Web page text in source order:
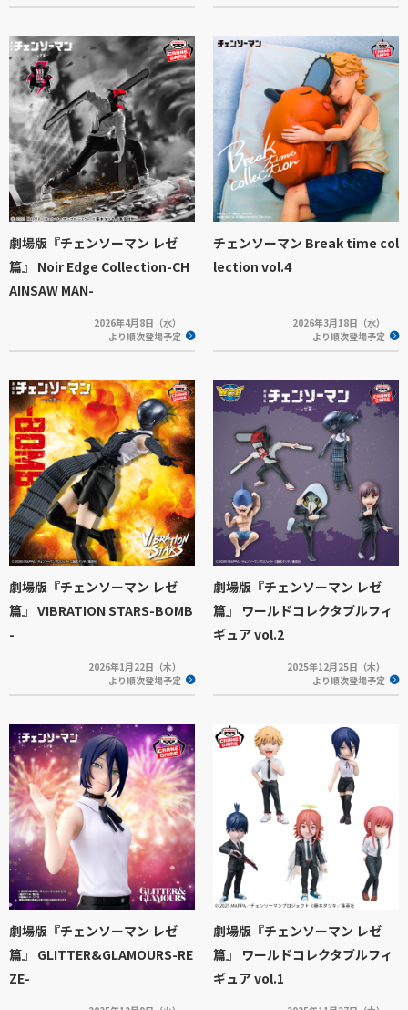
劇場版『チェンソーマン レゼ
篇』 Noir Edge Collection-CH
AINSAW MAN-
2026年4月8日（水）
より順次登場予定
チェンソーマン Break time col
lection vol.4
2026年3月18日（水）
より順次登場予定
劇場版『チェンソーマン レゼ
篇』 VIBRATION STARS-BOMB
-
2026年1月22日（木）
より順次登場予定
劇場版『チェンソーマン レゼ
篇』 ワールドコレクタブルフィ
ギュア vol.2
2025年12月25日（木）
より順次登場予定
劇場版『チェンソーマン レゼ
篇』 GLITTER&GLAMOURS-RE
ZE-
劇場版『チェンソーマン レゼ
篇』 ワールドコレクタブルフィ
ギュア vol.1